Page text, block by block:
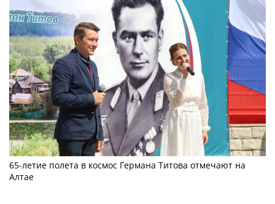
65-летие полета в космос Германа Титова отмечают на
Алтае